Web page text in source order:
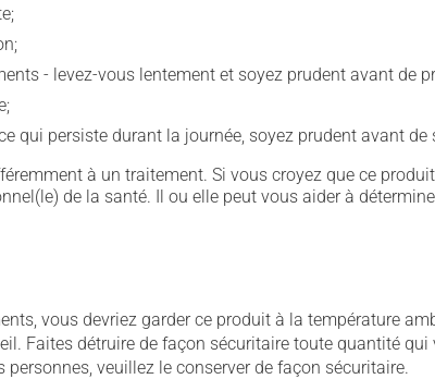
- levez-vous lentement et soyez prudent avant de
qui persiste durant la journée, soyez prudent avant
à un traitement. Si vous croyez que ce
de la santé. Il ou elle peut vous aider à
vous devriez garder ce produit à la température
Faites détruire de façon sécuritaire toute quantité
veuillez le conserver de façon sécuritaire.